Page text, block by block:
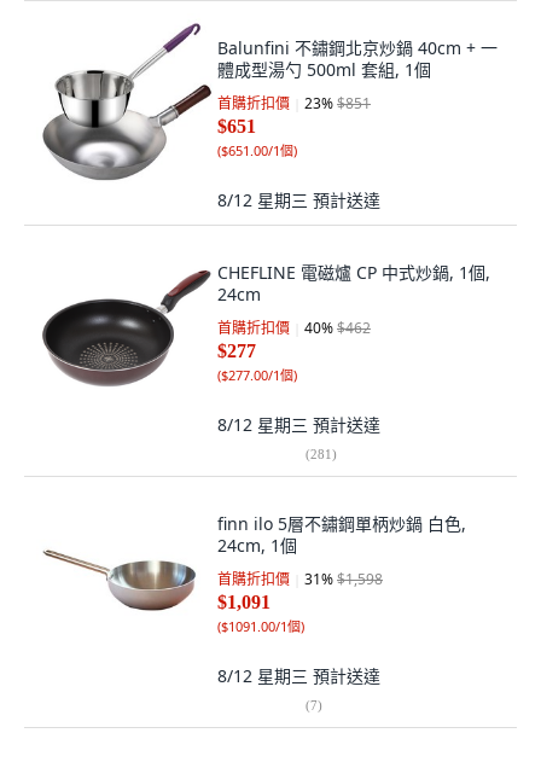
Balunfini 不鏽鋼北京炒鍋 40cm + 一
體成型湯勺 500ml 套組, 1個
首購折扣價 23%$851
$651
($651.00/1個)
8/12 星期三 預計送達
CHEFLINE 電磁爐 CP 中式炒鍋, 1個,
24cm
首購折扣價 40%$462
$277
($277.00/1個)
8/12 星期三 預計送達
(281)
finn ilo 5層不鏽鋼單柄炒鍋 白色,
24cm, 1個
首購折扣價 31%$1,598
$1,091
($1091.00/1個)
8/12 星期三 預計送達
(7)